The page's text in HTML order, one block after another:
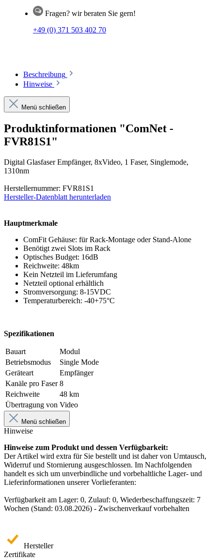
Fragen? wir beraten Sie gern!
+49 (0) 371 503 402 70
Beschreibung
Hinweise
Menü schließen
Produktinformationen "ComNet -
FVR81S1"
Digital Glasfaser Empfänger, 8xVideo, 1 Faser, Singlemode,
1310nm
Herstellernummer: FVR81S1
Hersteller-Datenblatt herunterladen
Hauptmerkmale
ComFit Gehäuse: für Rack-Montage oder Stand-Alone
Benötigt zwei Slots im Rack
Optisches Budget: 16dB
Reichweite: 48km
Kein Netzteil im Lieferumfang
Netzteil optional erhältlich
Stromversorgung: 8-15VDC
Temperaturbereich: -40+75°C
Spezifikationen
Bauart
Modul
Betriebsmodus
Single Mode
Geräteart
Empfänger
Kanäle pro Faser 8
Reichweite
48 km
Übertragung von Video
Menü schließen
Hinweise
Hinweise zum Produkt und dessen Verfügbarkeit:
Der Artikel wird extra für Sie bestellt und ist daher von Umtausch,
Widerruf und Stornierung ausgeschlossen. Im Nachfolgenden
handelt es sich um unverbindliche und vorbehaltliche Lager- und
Lieferinformationen unserer Vorlieferanten:
Verfügbarkeit am Lager: 0, Zulauf: 0, Wiederbeschaffungszeit: 7
Wochen (Stand: 03.08.2026) - Zwischenverkauf vorbehalten
Hersteller
Zertifikate